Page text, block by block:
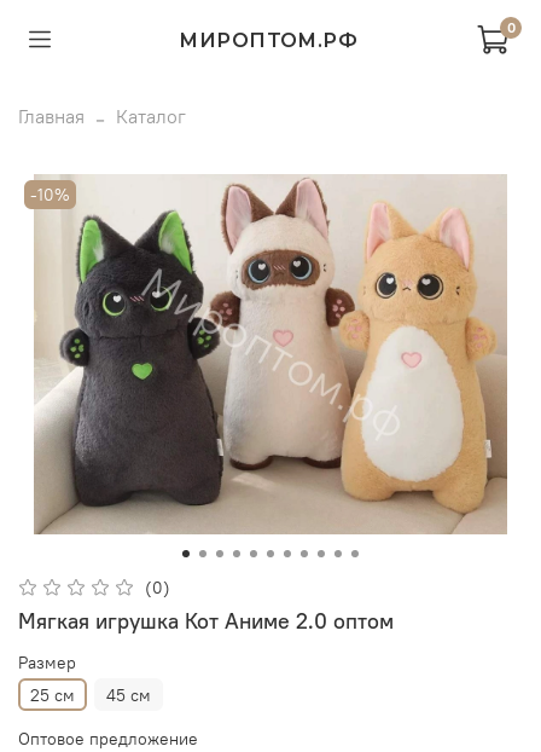
МИРОПТОМ.РФ
0
Главная Каталог
-10%
(0)
Мягкая игрушка Кот Аниме 2.0 оптом
Размер
25 см
45 см
Оптовое предложение